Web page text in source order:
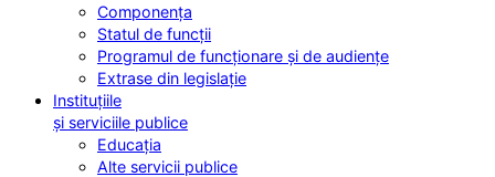
Componența
Statul de funcții
Programul de funcționare și de audiențe
Extrase din legislație
Instituțiile
și serviciile publice
Educația
Alte servicii publice